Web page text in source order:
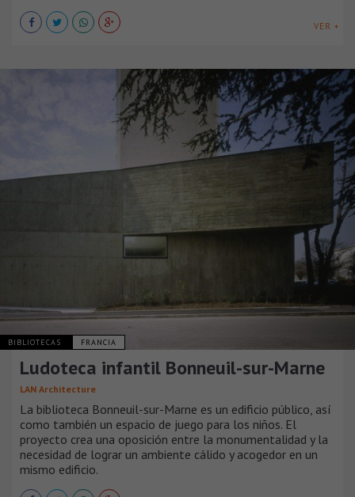
VER +
BIBLIOTECAS FRANCIA
Ludoteca infantil Bonneuil-sur-Marne
LAN Architecture
La biblioteca Bonneuil-sur-Marne es un edificio público, así
como también un espacio de juego para los niños. El
proyecto crea una oposición entre la monumentalidad y la
necesidad de lograr un ambiente cálido y acogedor en un
mismo edificio.